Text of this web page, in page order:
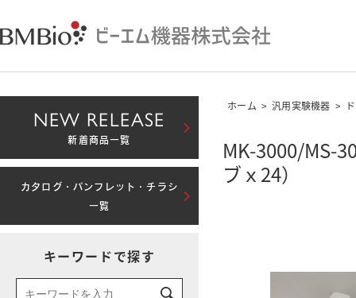
ホーム > 汎用実験機器 >
MK-3000/MS-
ブｘ24）
NEW RELEASE
新着商品一覧
カタログ・パンフレット・チラシ
一覧
キーワードで探す